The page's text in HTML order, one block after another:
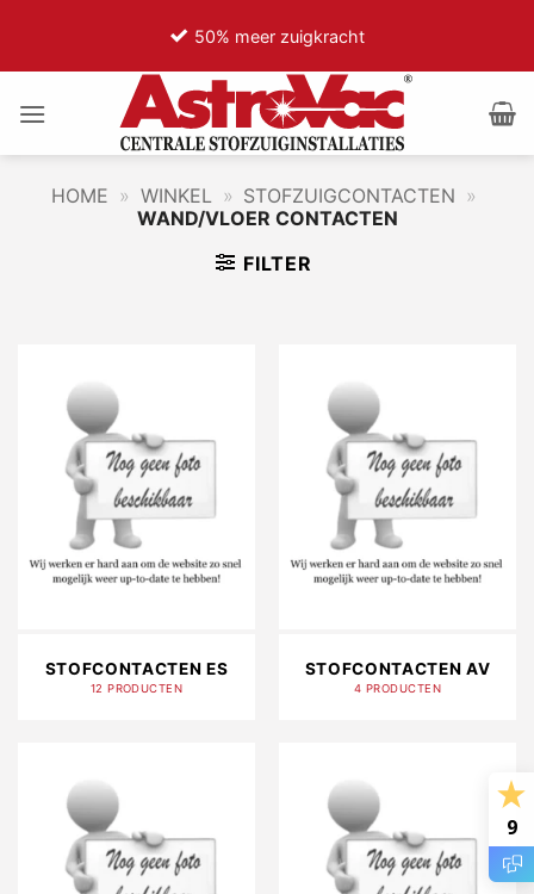
inhoud
50% meer zuigkracht
HOME » WINKEL » STOFZUIGCONTACTEN »
WAND/VLOER CONTACTEN
FILTER
STOFCONTACTEN ES
12 PRODUCTEN
STOFCONTACTEN AV
4 PRODUCTEN
9